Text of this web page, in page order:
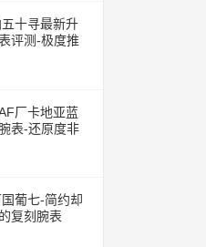
十寻最新升
评测-极度推
厂卡地亚蓝
表-还原度非
葡七-简约却
复刻腕表